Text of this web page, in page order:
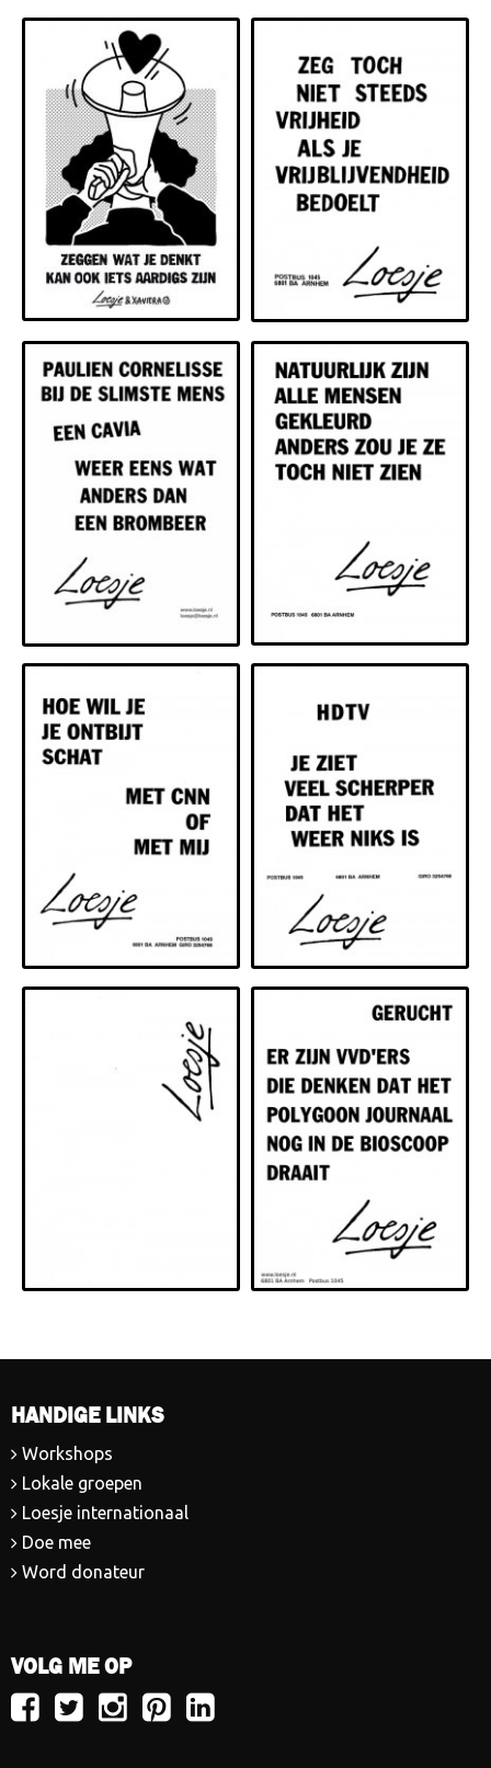
HANDIGE LINKS
Workshops
Lokale groepen
Loesje internationaal
Doe mee
Word donateur
VOLG ME OP
VolgVolgVolgVolgVolg